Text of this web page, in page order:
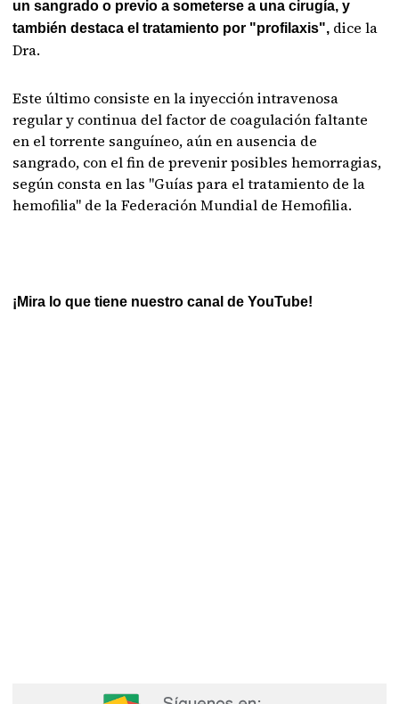
un sangrado o previo a someterse a una cirugía, y
también destaca el tratamiento por "profilaxis", dice la
Dra.
Este último consiste en la inyección intravenosa
regular y continua del factor de coagulación faltante
en el torrente sanguíneo, aún en ausencia de
sangrado, con el fin de prevenir posibles hemorragias,
según consta en las "Guías para el tratamiento de la
hemofilia" de la Federación Mundial de Hemofilia.
¡Mira lo que tiene nuestro canal de YouTube!